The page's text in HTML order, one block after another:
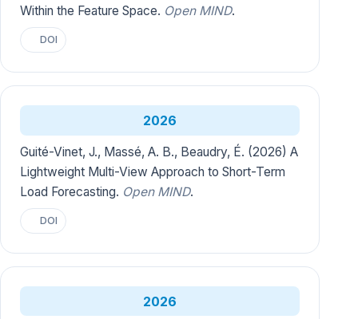
Within the Feature Space. Open MIND.
DOI
2026
Guité-Vinet, J., Massé, A. B., Beaudry, É. (2026) A
Lightweight Multi-View Approach to Short-Term
Load Forecasting. Open MIND.
DOI
2026